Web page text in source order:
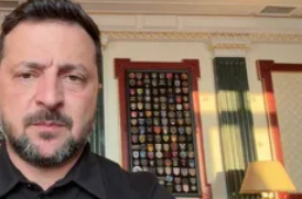
Відео
до спільного проєкту
Сікорський закликав
ворожих ракет над